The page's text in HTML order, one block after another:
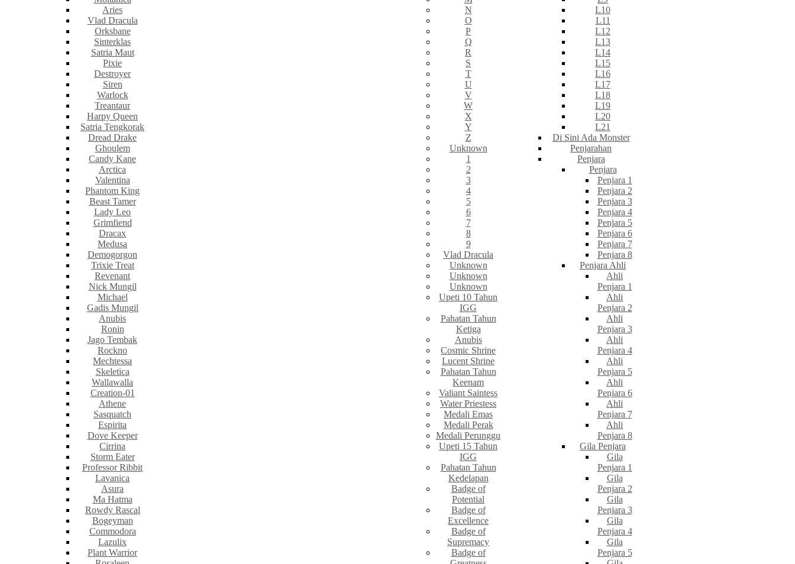
Aries
Vlad Dracula
Orksbane
Sinterklas
Satria Maut
Pixie
Destroyer
Siren
Warlock
Treantaur
Harpy Queen
Satria Tengkorak
Dread Drake
Ghoulem
Candy Kane
Arctica
Valentina
Phantom King
Beast Tamer
Lady Leo
Grimfiend
Dracax
Medusa
Demogorgon
Trixie Treat
Revenant
Nick Mungil
Michael
Gadis Mungil
Anubis
Ronin
Jago Tembak
Rockno
Mechtessa
Skeletica
Wallawalla
Creation-01
Athene
Sasquatch
Espirita
Dove Keeper
Cirrina
Storm Eater
Professor Ribbit
Lavanica
Asura
Ma Hatma
Rowdy Rascal
Bogeyman
Commodora
Lazulix
Plant Warrior
N
O
P
Q
R
S
T
U
V
W
X
Y
Z
Unknown
1
2
3
4
5
6
7
8
9
Vlad Dracula
Unknown
Unknown
Unknown
Upeti 10 Tahun
IGG
Pahatan Tahun
Ketiga
Anubis
Cosmic Shrine
Lucent Shrine
Pahatan Tahun
Keenam
Valiant Saintess
Water Priestess
Medali Emas
Medali Perak
Medali Perunggu
Upeti 15 Tahun
IGG
Pahatan Tahun
Kedelapan
Badge of
Potential
Badge of
Excellence
Badge of
Supremacy
Badge of
L10
L11
L12
L13
L14
L15
L16
L17
L18
L19
L20
L21
Di Sini Ada Monster
Penjarahan
Penjara
Penjara
Penjara 1
Penjara 2
Penjara 3
Penjara 4
Penjara 5
Penjara 6
Penjara 7
Penjara 8
Penjara Ahli
Ahli
Penjara 1
Ahli
Penjara 2
Ahli
Penjara 3
Ahli
Penjara 4
Ahli
Penjara 5
Ahli
Penjara 6
Ahli
Penjara 7
Ahli
Penjara 8
Gila Penjara
Gila
Penjara 1
Gila
Penjara 2
Gila
Penjara 3
Gila
Penjara 4
Gila
Penjara 5